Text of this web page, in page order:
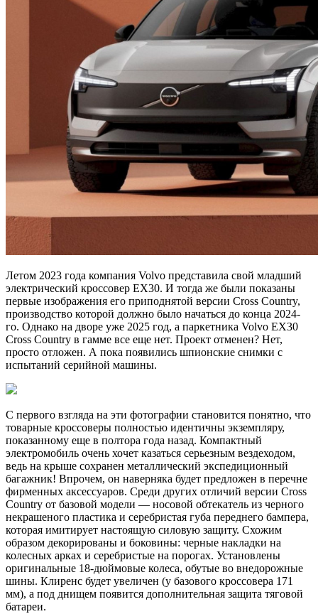
Летом 2023 года компания Volvo представила свой младший
электрический кроссовер EX30. И тогда же были показаны
первые изображения его приподнятой версии Cross Country,
производство которой должно было начаться до конца 2024-
го. Однако на дворе уже 2025 год, а паркетника Volvo EX30
Cross Country в гамме все еще нет. Проект отменен? Нет,
просто отложен. А пока появились шпионские снимки с
испытаний серийной машины.
С первого взгляда на эти фотографии становится понятно, что
товарные кроссоверы полностью идентичны экземпляру,
показанному еще в полтора года назад. Компактный
электромобиль очень хочет казаться серьезным вездеходом,
ведь на крыше сохранен металлический экспедиционный
багажник! Впрочем, он наверняка будет предложен в перечне
фирменных аксессуаров. Среди других отличий версии Cross
Country от базовой модели — носовой обтекатель из черного
некрашеного пластика и серебристая губа переднего бампера,
которая имитирует настоящую силовую защиту. Схожим
образом декорированы и боковины: черные накладки на
колесных арках и серебристые на порогах. Установлены
оригинальные 18-дюймовые колеса, обутые во внедорожные
шины. Клиренс будет увеличен (у базового кроссовера 171
мм), а под днищем появится дополнительная защита тяговой
батареи.